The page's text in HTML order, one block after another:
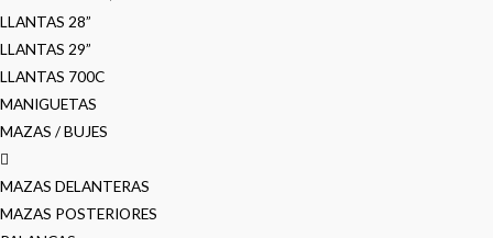
LLANTAS 28”
LLANTAS 29”
LLANTAS 700C
MANIGUETAS
MAZAS / BUJES
MAZAS DELANTERAS
MAZAS POSTERIORES